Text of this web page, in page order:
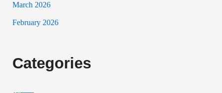
March 2026
February 2026
Categories